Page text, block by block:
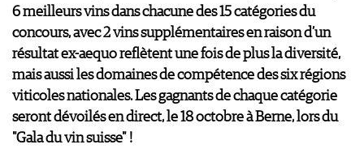
6 meilleurs vins dans chacune des 15 catégories du
concours, avec 2 vins supplémentaires en raison d’un
résultat ex-aequo reflètent une fois de plus la diversité,
mais aussi les domaines de compétence des six régions
viticoles nationales. Les gagnants de chaque catégorie
seront dévoilés en direct, le 18 octobre à Berne, lors du
"Gala du vin suisse" !